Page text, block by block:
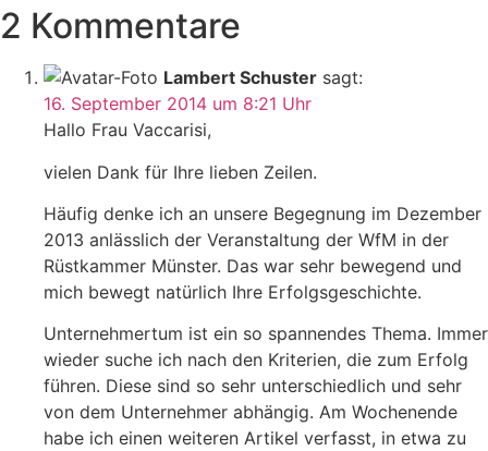
2 Kommentare
Lambert Schuster sagt:
16. September 2014 um 8:21 Uhr
Hallo Frau Vaccarisi,
vielen Dank für Ihre lieben Zeilen.
Häufig denke ich an unsere Begegnung im Dezember
2013 anlässlich der Veranstaltung der WfM in der
Rüstkammer Münster. Das war sehr bewegend und
mich bewegt natürlich Ihre Erfolgsgeschichte.
Unternehmertum ist ein so spannendes Thema. Immer
wieder suche ich nach den Kriterien, die zum Erfolg
führen. Diese sind so sehr unterschiedlich und sehr
von dem Unternehmer abhängig. Am Wochenende
habe ich einen weiteren Artikel verfasst, in etwa zu